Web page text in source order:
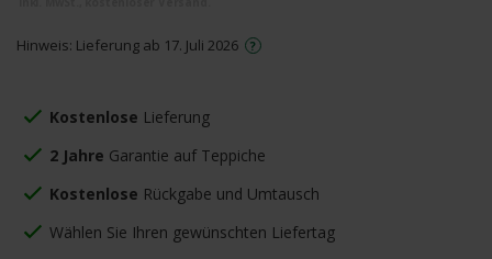
Hinweis: Lieferung ab 17. Juli 2026
Kostenlose Lieferung
2 Jahre Garantie auf Teppiche
Kostenlose Rückgabe und Umtausch
Wählen Sie Ihren gewünschten Liefertag